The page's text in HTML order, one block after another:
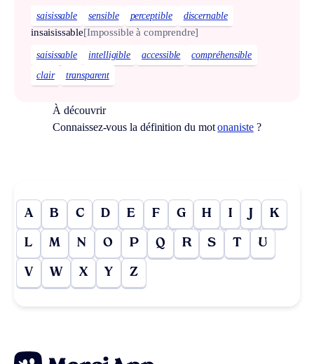
saisissable sensible perceptible discernable
insaisissable[Impossible à comprendre]
saisissable intelligible accessible
compréhensible
clair
transparent
À découvrir
Connaissez-vous la définition du motonaniste?
A B C D E F G H I J K
L M N O P Q R S T U
V W X Y Z